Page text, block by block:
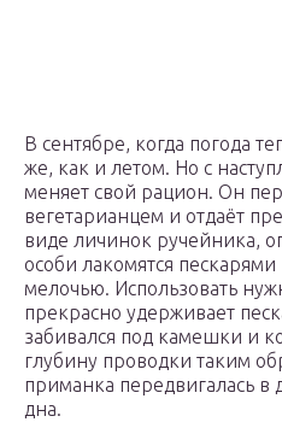
В сентябре, когда погода
же, как и летом. Но с
меняет свой рацион. Он
вегетарианцем и отдаёт
виде личинок ручейника,
особи лакомятся
мелочью. Использовать
прекрасно удерживает
забивался под камешки и
глубину проводки таким
приманка передвигалась в
дна.